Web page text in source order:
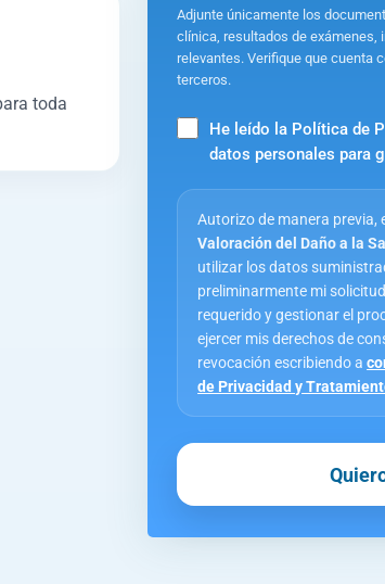
toda
Adjunte únicamente los
clínica, resultados de
relevantes. Verifique que cuenta
terceros.
He leído la Política de
datos personales para
Autorizo de manera
Valoración del Daño a la
utilizar los datos
preliminarmente mi
requerido y gestionar el
ejercer mis derechos de
revocación escribiendo a
de Privacidad y